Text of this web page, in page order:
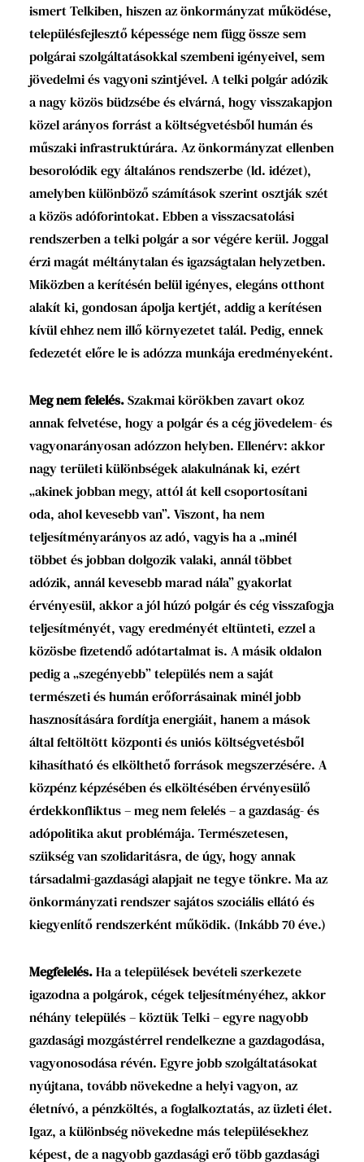
ismert Telkiben, hiszen az önkormányzat működése,
településfejlesztő képessége nem függ össze sem
polgárai szolgáltatásokkal szembeni igényeivel, sem
jövedelmi és vagyoni szintjével. A telki polgár adózik
a nagy közös büdzsébe és elvárná, hogy visszakapjon
közel arányos forrást a költségvetésből humán és
műszaki infrastruktúrára. Az önkormányzat ellenben
besorolódik egy általános rendszerbe (ld. idézet),
amelyben különböző számítások szerint osztják szét
a közös adóforintokat. Ebben a visszacsatolási
rendszerben a telki polgár a sor végére kerül. Joggal
érzi magát méltánytalan és igazságtalan helyzetben.
Miközben a kerítésén belül igényes, elegáns otthont
alakít ki, gondosan ápolja kertjét, addig a kerítésen
kívül ehhez nem illő környezetet talál. Pedig, ennek
fedezetét előre le is adózza munkája eredményeként.
Meg nem felelés.Szakmai körökben zavart okoz
annak felvetése, hogy a polgár és a cég jövedelem- és
vagyonarányosan adózzon helyben. Ellenérv: akkor
nagy területi különbségek alakulnának ki, ezért
„akinek jobban megy, attól át kell csoportosítani
oda, ahol kevesebb van”. Viszont, ha nem
teljesítményarányos az adó, vagyis ha a „minél
többet és jobban dolgozik valaki, annál többet
adózik, annál kevesebb marad nála” gyakorlat
érvényesül, akkor a jól húzó polgár és cég visszafogja
teljesítményét, vagy eredményét eltünteti, ezzel a
közösbe fizetendő adótartalmat is. A másik oldalon
pedig a „szegényebb” település nem a saját
természeti és humán erőforrásainak minél jobb
hasznosítására fordítja energiáit, hanem a mások
által feltöltött központi és uniós költségvetésből
kihasítható és elkölthető források megszerzésére. A
közpénz képzésében és elköltésében érvényesülő
érdekkonfliktus – meg nem felelés – a gazdaság- és
adópolitika akut problémája. Természetesen,
szükség van szolidaritásra, de úgy, hogy annak
társadalmi-gazdasági alapjait ne tegye tönkre. Ma az
önkormányzati rendszer sajátos szociális ellátó és
kiegyenlítő rendszerként működik. (Inkább 70 éve.)
Megfelelés.Ha a települések bevételi szerkezete
igazodna a polgárok, cégek teljesítményéhez, akkor
néhány település – köztük Telki – egyre nagyobb
gazdasági mozgástérrel rendelkezne a gazdagodása,
vagyonosodása révén. Egyre jobb szolgáltatásokat
nyújtana, tovább növekedne a helyi vagyon, az
életnívó, a pénzköltés, a foglalkoztatás, az üzleti élet.
Igaz, a különbség növekedne más településekhez
képest, de a nagyobb gazdasági erő több gazdasági